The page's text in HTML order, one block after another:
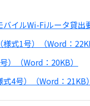
イルWi-Fiルータ貸出
式1号）（Word：
）（Word：20KB）
4号）（Word：21KB）